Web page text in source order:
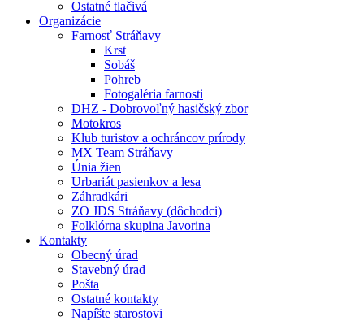
Ostatné tlačivá
Organizácie
Farnosť Stráňavy
Krst
Sobáš
Pohreb
Fotogaléria farnosti
DHZ - Dobrovoľný hasičský zbor
Motokros
Klub turistov a ochráncov prírody
MX Team Stráňavy
Únia žien
Urbariát pasienkov a lesa
Záhradkári
ZO JDS Stráňavy (dôchodci)
Folklórna skupina Javorina
Kontakty
Obecný úrad
Stavebný úrad
Pošta
Ostatné kontakty
Napíšte starostovi